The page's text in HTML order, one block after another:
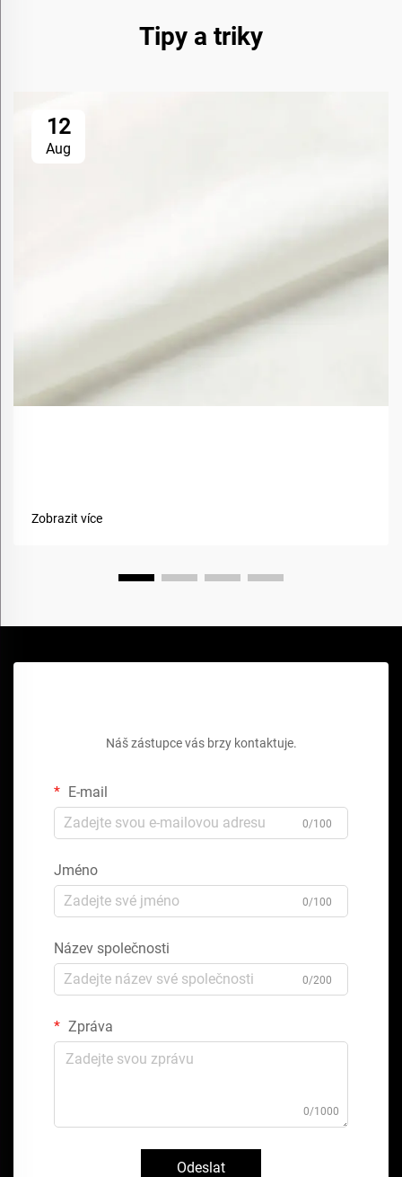
Tipy a triky
12
Aug
Zobrazit více
Náš zástupce vás brzy kontaktuje.
E-mail
0/100
Jméno
0/100
Název společnosti
0/200
Zpráva
0/1000
Odeslat